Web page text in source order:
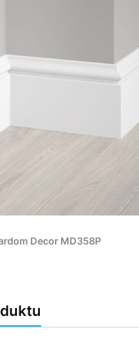
Decor MD358P